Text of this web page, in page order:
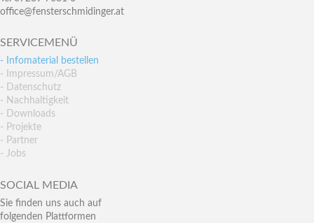
office@fensterschmidinger.at
SERVICEMENÜ
- Infomaterial bestellen
- Impressum/AGB
- Datenschutz
- Nachhaltigkeit
- Downloads
- Projekte
- Partner
- Jobs
SOCIAL MEDIA
Sie finden uns auch auf
folgenden Plattformen